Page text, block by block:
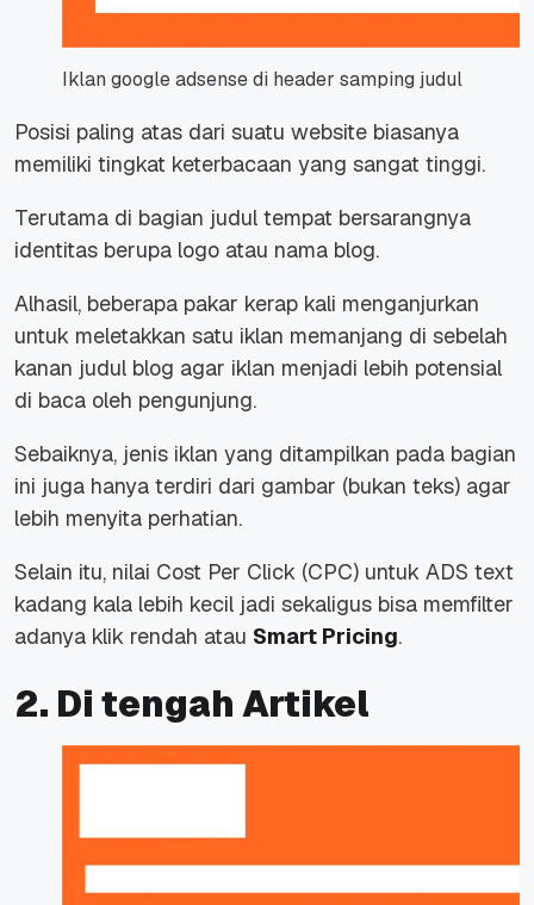
Iklan google adsense di header samping judul
Posisi paling atas dari suatu website biasanya
memiliki tingkat keterbacaan yang sangat tinggi.
Terutama di bagian judul tempat bersarangnya
identitas berupa logo atau nama blog.
Alhasil, beberapa pakar kerap kali menganjurkan
untuk meletakkan satu iklan memanjang di sebelah
kanan judul blog agar iklan menjadi lebih potensial
di baca oleh pengunjung.
Sebaiknya, jenis iklan yang ditampilkan pada bagian
ini juga hanya terdiri dari gambar (bukan teks) agar
lebih menyita perhatian.
Selain itu, nilai Cost Per Click (CPC) untuk ADS text
kadang kala lebih kecil jadi sekaligus bisa memfilter
adanya klik rendah atau Smart Pricing.
2. Di tengah Artikel